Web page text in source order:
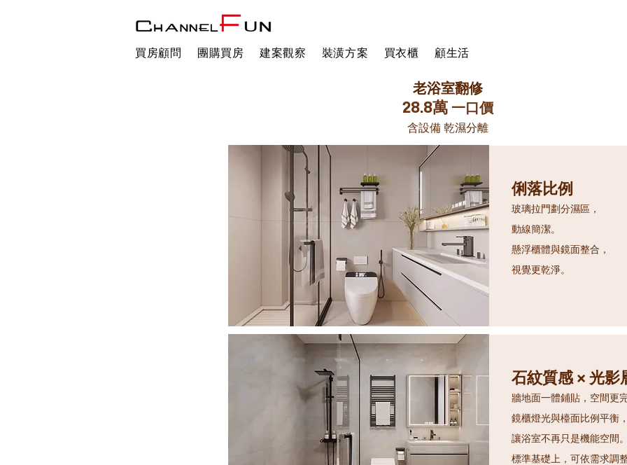
買房顧問 團購買房 建案觀察 裝潢方案 買衣櫃 顧生活
老浴室翻修
28.8萬 一口價
含設備 乾濕分離
俐落比例
玻璃拉門劃分濕區，
動線簡潔。
懸浮櫃體與鏡面整合，
視覺更乾淨。
石紋質感 × 光影
牆地面一體鋪貼，空間更
鏡櫃燈光與檯面比例平衡
讓浴室不再只是機能空間
標準基礎上，可依需求調